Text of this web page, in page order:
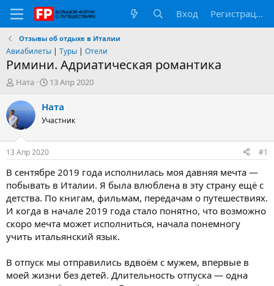
Вход Регистрация
Отзывы об отдыхе в Италии
Авиабилеты | Туры | Отели
Римини. Адриатическая романтика
А
т
о
р
т
е
м
ы
Ната
Д
т
н
а
л
13 Апр 2020
Ната
Участник
13 Апр 2020 #1
В сентябре 2019 года исполнилась моя давняя мечта —
побывать в Италии. Я была влюблена в эту страну ещё с
детства. По книгам, фильмам, передачам о путешествиях.
И когда в начале 2019 года стало понятно, что возможно
скоро мечта может исполниться, начала понемногу
учить итальянский язык.
В отпуск мы отправились вдвоём с мужем, впервые в
моей жизни без детей. Длительность отпуска — одна